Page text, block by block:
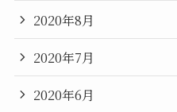
2020年8月
2020年7月
2020年6月